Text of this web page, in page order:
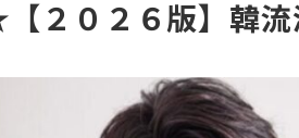
２０２６版】韓流